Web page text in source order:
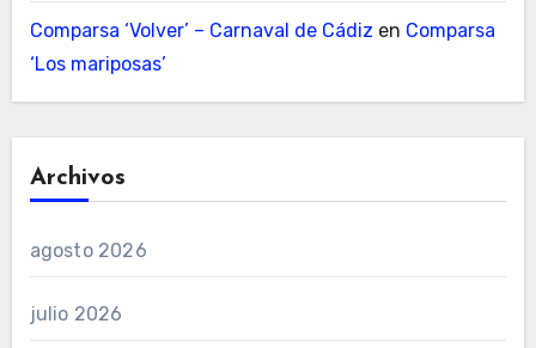
Comparsa ‘Volver’ – Carnaval de Cádiz en Comparsa
‘Los mariposas’
Archivos
agosto 2026
julio 2026